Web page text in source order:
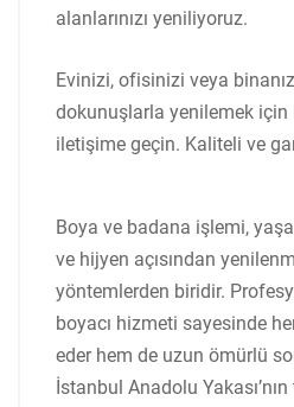
alanlarınızı yeniliyoruz.
Evinizi, ofisinizi veya
dokunuşlarla yenilemek için
iletişime geçin. Kaliteli ve
Boya ve badana işlemi,
ve hijyen açısından
yöntemlerden biridir.
boyacı hizmeti sayesinde
eder hem de uzun ömürlü
İstanbul Anadolu